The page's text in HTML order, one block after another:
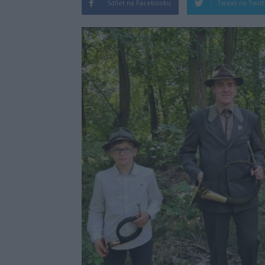
Sdílet na Facebooku Tweet na